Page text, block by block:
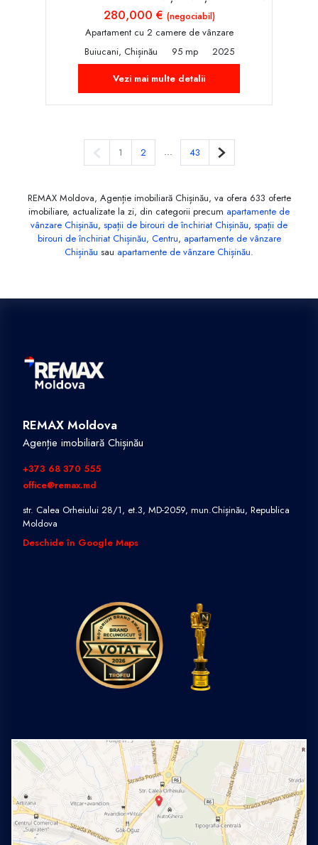
280,000 € (negociabil)
Apartament cu 2 camere de vânzare
Buiucani, Chișinău
95 mp
2025
Vezi mai multe detalii
Pagina anterioară
1 2 ... 43 Pagina următoare
REMAX Moldova, Agenție imobiliară Chișinău, va ofera 633 oferte
imobiliare, actualizate la zi, din categorii precum apartamente de
vânzare Chișinău, spații de birouri de închiriat Chișinău, spații de
birouri de închiriat Chișinău, Centru, apartamente de vânzare
Chișinău sau apartamente de vânzare Chișinău.
REMAX Moldova
Agenție imobiliară Chișinău
+373 68 370 555
office@remax.md
str. Calea Orheiului 28/1, et.3, MD-2059, mun.Chișinău, Republica
Moldova
Deschide în Google Maps